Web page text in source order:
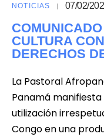
NOTICIAS 07/02/
CULTURA
DERECHOS
La Pastoral
Panamá
utilización
Congo en una